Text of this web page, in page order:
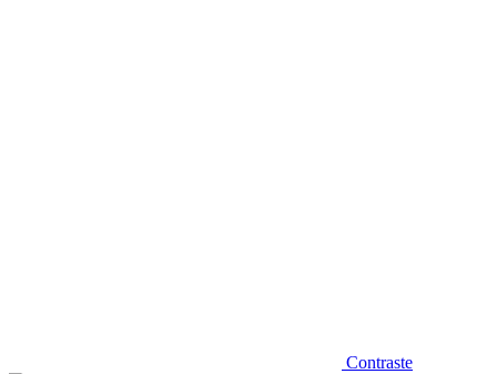
Contraste